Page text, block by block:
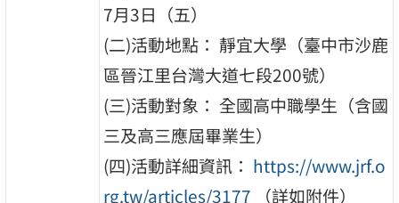
7月3日（五）
(二)活動地點： 靜宜大學（臺中市沙鹿
區晉江里台灣大道七段200號）
(三)活動對象： 全國高中職學生（含國
三及高三應屆畢業生）
(四)活動詳細資訊： https://www.jrf.o
rg.tw/articles/3177 （詳如附件）